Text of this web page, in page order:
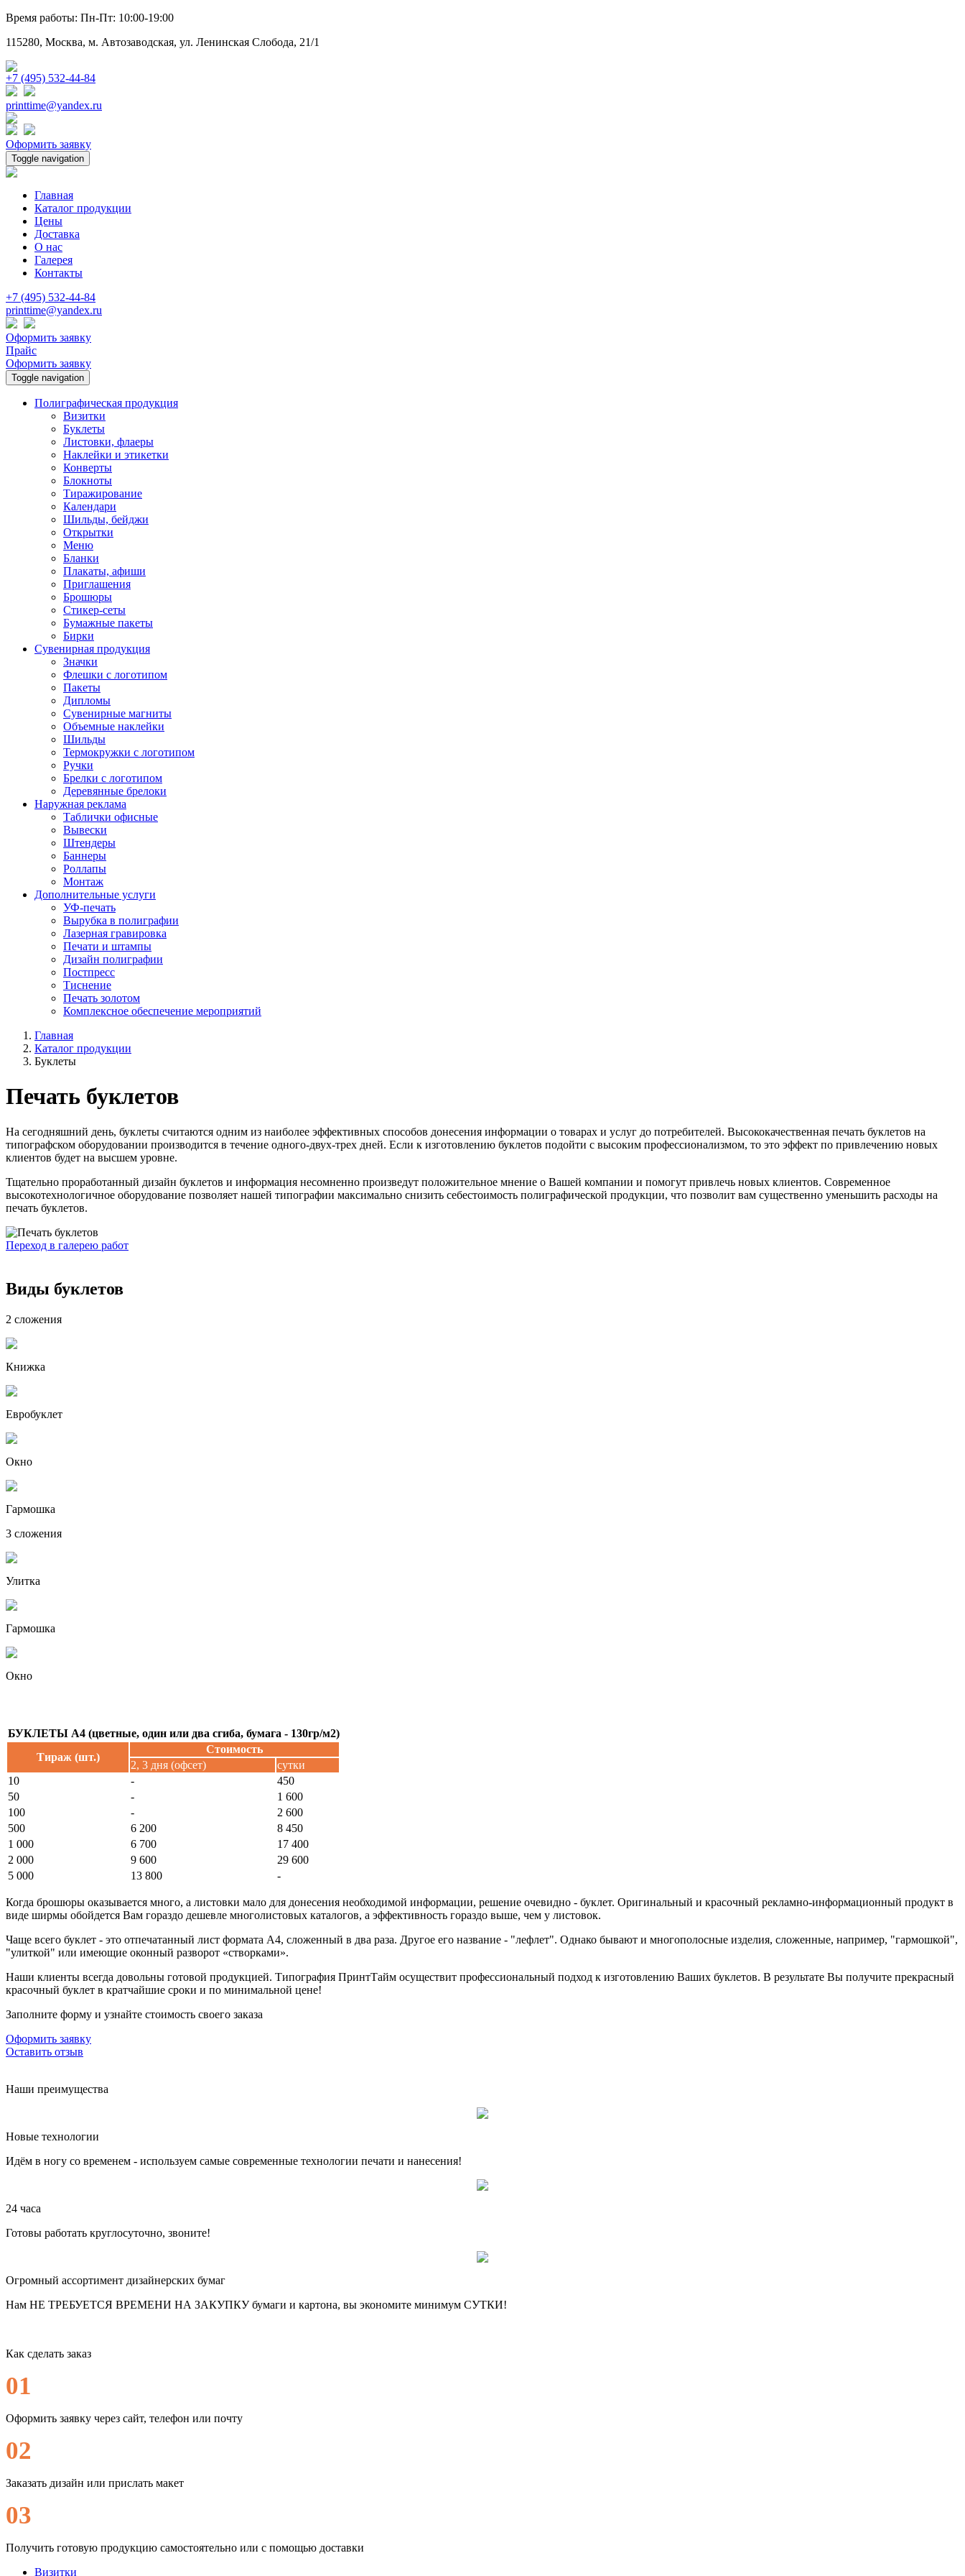
Время работы: Пн-Пт: 10:00-19:00
115280, Москва, м. Автозаводская, ул. Ленинская Слобода, 21/1
+7 (495) 532-44-84
printtime@yandex.ru
Оформить заявку
Toggle navigation
Главная
Каталог продукции
Цены
Доставка
О нас
Галерея
Контакты
+7 (495) 532-44-84
printtime@yandex.ru
Оформить заявку
Прайс
Оформить заявку
Toggle navigation
Полиграфическая продукция
Визитки
Буклеты
Листовки, флаеры
Наклейки и этикетки
Конверты
Блокноты
Тиражирование
Календари
Шильды, бейджи
Открытки
Меню
Бланки
Плакаты, афиши
Приглашения
Брошюры
Стикер-сеты
Бумажные пакеты
Бирки
Сувенирная продукция
Значки
Флешки с логотипом
Пакеты
Дипломы
Сувенирные магниты
Объемные наклейки
Шильды
Термокружки с логотипом
Ручки
Брелки с логотипом
Деревянные брелоки
Наружная реклама
Таблички офисные
Вывески
Штендеры
Баннеры
Роллапы
Монтаж
Дополнительные услуги
УФ-печать
Вырубка в полиграфии
Лазерная гравировка
Печати и штампы
Дизайн полиграфии
Постпресс
Тиснение
Печать золотом
Комплексное обеспечение мероприятий
Главная
Каталог продукции
Буклеты
Печать буклетов
На сегодняшний день, буклеты считаются одним из наиболее эффективных способов донесения информации о товарах и услуг до потребителей. Высококачественная печать буклетов на
типографском оборудовании производится в течение одного-двух-трех дней. Если к изготовлению буклетов подойти с высоким профессионализмом, то это эффект по привлечению новых
клиентов будет на высшем уровне.
Тщательно проработанный дизайн буклетов и информация несомненно произведут положительное мнение о Вашей компании и помогут привлечь новых клиентов. Современное
высокотехнологичное оборудование позволяет нашей типографии максимально снизить себестоимость полиграфической продукции, что позволит вам существенно уменьшить расходы на
печать буклетов.
Переход в галерею работ
Виды буклетов
2 сложения
Книжка
Евробуклет
Окно
Гармошка
3 сложения
Улитка
Гармошка
Окно
БУКЛЕТЫ А4 (цветные, один или два сгиба, бумага - 130гр/м2)
Тираж (шт.)
Стоимость
2, 3 дня (офсет)
сутки
10
-
450
50
-
1 600
100
-
2 600
500
6 200
8 450
1 000
6 700
17 400
2 000
9 600
29 600
5 000
13 800 -
Когда брошюры оказывается много, а листовки мало для донесения необходимой информации, решение очевидно - буклет. Оригинальный и красочный рекламно-информационный продукт в
виде ширмы обойдется Вам гораздо дешевле многолистовых каталогов, а эффективность гораздо выше, чем у листовок.
Чаще всего буклет - это отпечатанный лист формата А4, сложенный в два раза. Другое его название - "лефлет". Однако бывают и многополосные изделия, сложенные, например, "гармошкой",
"улиткой" или имеющие оконный разворот «створками».
Наши клиенты всегда довольны готовой продукцией. Типография ПринтТайм осуществит профессиональный подход к изготовлению Ваших буклетов. В результате Вы получите прекрасный
красочный буклет в кратчайшие сроки и по минимальной цене!
Заполните форму и узнайте стоимость своего заказа
Оформить заявку
Оставить отзыв
Наши преимущества
Новые технологии
Идём в ногу со временем - используем самые современные технологии печати и нанесения!
24 часа
Готовы работать круглосуточно, звоните!
Огромный ассортимент дизайнерских бумаг
Нам НЕ ТРЕБУЕТСЯ ВРЕМЕНИ НА ЗАКУПКУ бумаги и картона, вы экономите минимум СУТКИ!
Как сделать заказ
01
Оформить заявку через сайт, телефон или почту
02
Заказать дизайн или прислать макет
03
Получить готовую продукцию самостоятельно или с помощью доставки
Визитки